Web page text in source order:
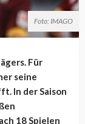
Foto: IMAGO
Für
seine
In der Saison
18 Spielen